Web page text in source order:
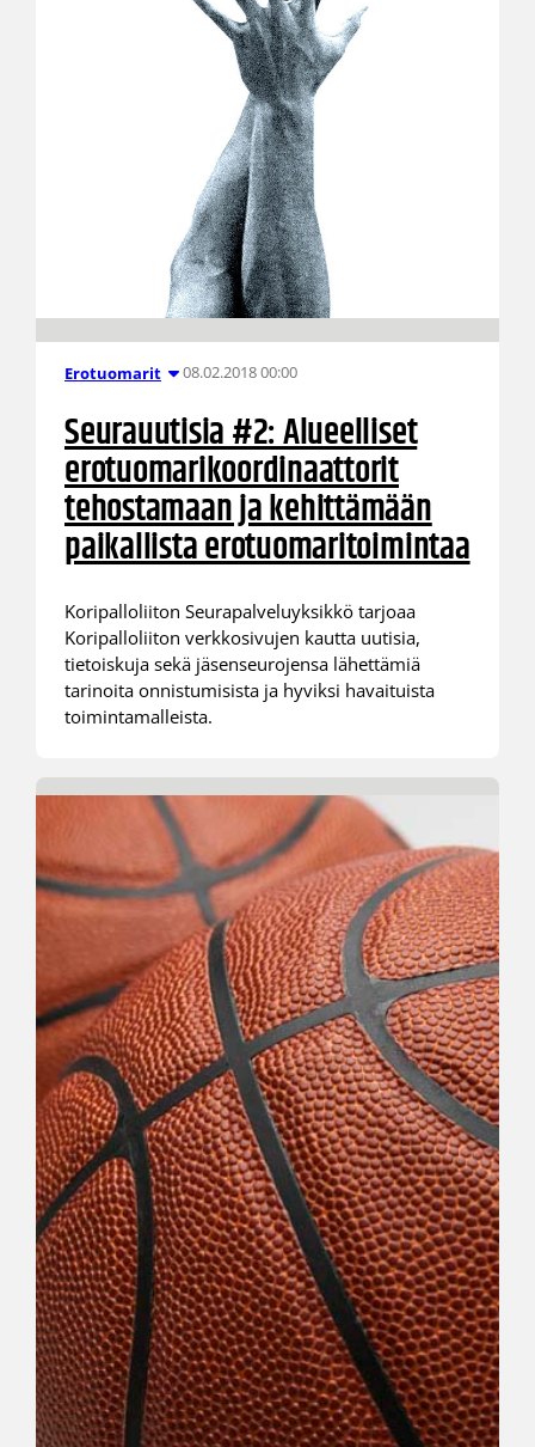
Erotuomarit 08.02.2018 00:00
Seurauutisia #2: Alueelliset
erotuomarikoordinaattorit
tehostamaan ja kehittämään
paikallista erotuomaritoimintaa
Koripalloliiton Seurapalveluyksikkö tarjoaa
Koripalloliiton verkkosivujen kautta uutisia,
tietoiskuja sekä jäsenseurojensa lähettämiä
tarinoita onnistumisista ja hyviksi havaituista
toimintamalleista.